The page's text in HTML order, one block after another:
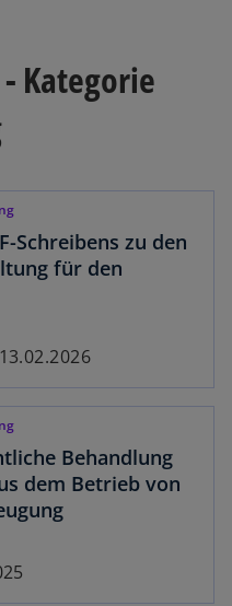
t
ö
n
Kategorie
Schreibens zu den
für den
Behandlung
dem Betrieb von